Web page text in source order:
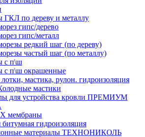
ГКЛ по дереву и металлу
гипс/дерево
гипс/металл
редкий шаг (по дереву)
частый шаг (по металлу)
с п\ш
с п\ш окрашенные
мастика, рулон. гидроизоляция
мастики
для устройства кровли ПРЕМИУМ
мембраны
битумная гидроизоляция
материалы ТЕХНОНИКОЛЬ